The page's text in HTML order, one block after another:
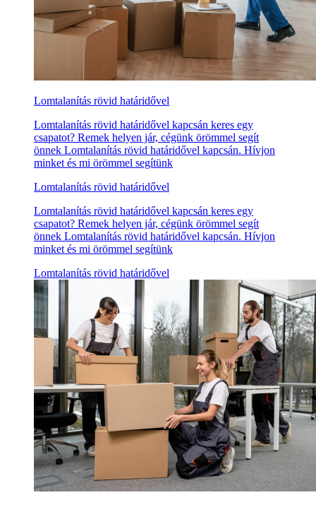
Lomtalanítás rövid határidővel
Lomtalanítás rövid határidővel kapcsán keres egy
csapatot? Remek helyen jár, cégünk örömmel segít
önnek Lomtalanítás rövid határidővel kapcsán. Hívjon
minket és mi örömmel segítünk
Lomtalanítás rövid határidővel
Lomtalanítás rövid határidővel kapcsán keres egy
csapatot? Remek helyen jár, cégünk örömmel segít
önnek Lomtalanítás rövid határidővel kapcsán. Hívjon
minket és mi örömmel segítünk
Lomtalanítás rövid határidővel